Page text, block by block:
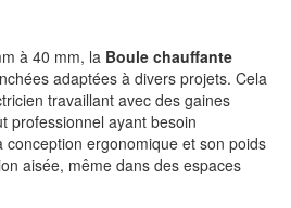
à 40 mm, la Boule chauffante
adaptées à divers projets. Cela
travaillant avec des gaines
professionnel ayant besoin
conception ergonomique et son poids
aisée, même dans des espaces